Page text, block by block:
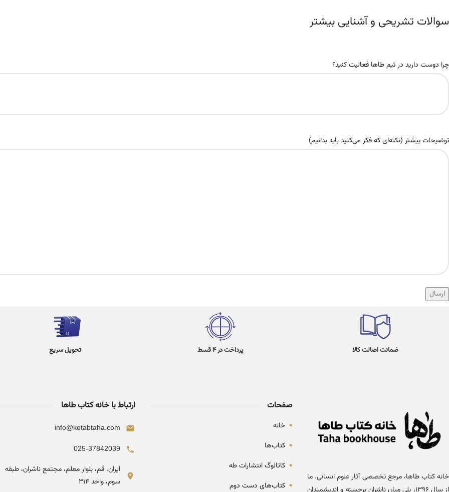
سوالات تشریحی و آشنایی بیشتر
چرا دوست دارید در تیم طاها فعالیت کنید؟
توضیحات بیشتر (نکته‌ای که فکر می‌کنید باید بدانیم)
ضمانت اصالت کالا پرداخت در 4 قسط تحویل سریع
خانه کتاب طاها، مرجع تخصصی آثار علوم انسانی. ما
صفحات
• خانه
• کتاب‌ها
• کاتالوگ انتشارات طه
• کتاب‌های دست دوم
ارتباط با خانه کتاب طاها
info@ketabtaha.com
025-37842039
ایران، قم، بلوار معلم، مجتمع ناشران، طبقه
سوم، واحد ۳۱۴